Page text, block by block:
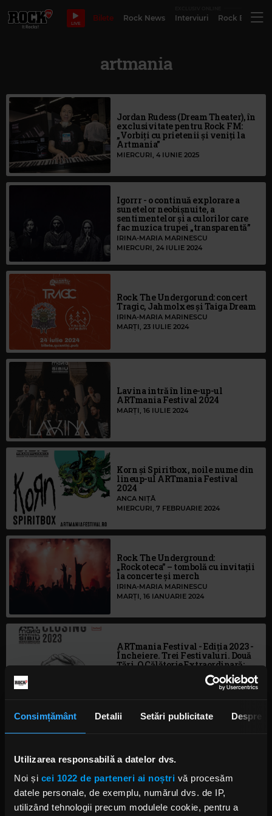
Consimțământ Detalii Setări publicitate Despre
Utilizarea responsabilă a datelor dvs.
Noi și cei 1022 de parteneri ai noștri vă procesăm
datele personale, de exemplu, numărul dvs. de IP,
utilizând tehnologii precum modulele cookie, pentru a
LIVE
Bilete Rock News Interviuri Rock
artmania
Jordan Rudess (Dream Theater), în
exclusivitate pentru Rock FM:
„Vorbiţi cu prietenii şi veniţi la
Artmania”
MIERCURI, 4 IUNIE 2025
Igorrr - o continuă explorare a
sunetelor neobișnuite, a
sentimentelor și a culorilor care
fac muzica trupei „transparentă”
IRINA-MARIA MARINESCU
MIERCURI, 24 IULIE 2024
Rock The Undergorund: concert
Tragic, Jahmolxes și Taiga Dream
IRINA-MARIA MARINESCU
MARȚI, 23 IULIE 2024
Lavina intră în line-up-ul
ARTmania Festival 2024
MARȚI, 16 IULIE 2024
Korn și Spiritbox, noile nume din
lineup-ul ARTmania Festival
2024
ANCA NIȚĂ
MIERCURI, 7 FEBRUARIE 2024
Rock The Underground:
„Rockoteca” – tombolă cu invitații
la concerte și merch
IRINA-MARIA MARINESCU
MARȚI, 16 IANUARIE 2024
ARTmania Festival - Ediția 2023 -
Încheiere. Trei Festivaluri. Două
Țări. O Călătorie Extraordinară:
Asgard în Transilvania
MARȚI, 24 OCTOMBRIE 2023
IRINA-MARIA MARINESCU